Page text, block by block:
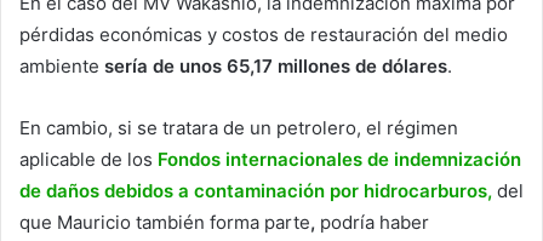
pérdidas económicas y costos de restauración del medio
ambiente sería de unos 65,17 millones de dólares.
En cambio, si se tratara de un petrolero, el régimen
aplicable de los Fondos internacionales de indemnización
de daños debidos a contaminación por hidrocarburos, del
que Mauricio también forma parte, podría haber